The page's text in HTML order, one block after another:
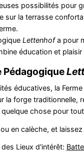
possibilités pour
sur la terrasse
Lettenhofa pour
éducation et plaisir
Pédagogique
éducatives, la
la forge
chose pour
en calèche, et
Lieux d'intérêt: